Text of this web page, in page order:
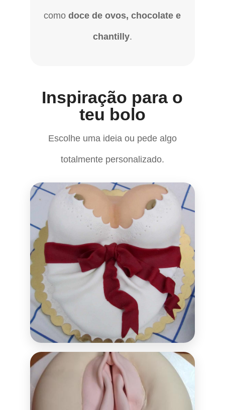
comodoce de ovos, chocolate e
chantilly.
Inspiração para o
teu bolo
Escolhe uma ideia ou pede algo
totalmente personalizado.